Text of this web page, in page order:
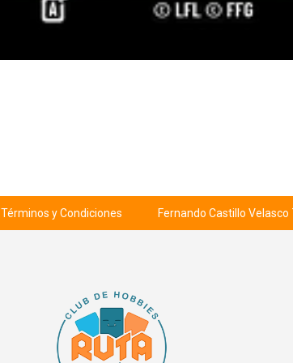
Términos y Condiciones Fernando Castillo Velasco